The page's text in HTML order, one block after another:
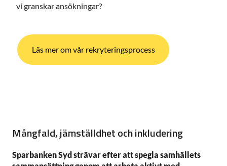
vi granskar ansökningar?
Läs mer om vår rekryteringsprocess
Mångfald, jämställdhet och inkludering
Sparbanken Syd strävar efter att spegla samhällets